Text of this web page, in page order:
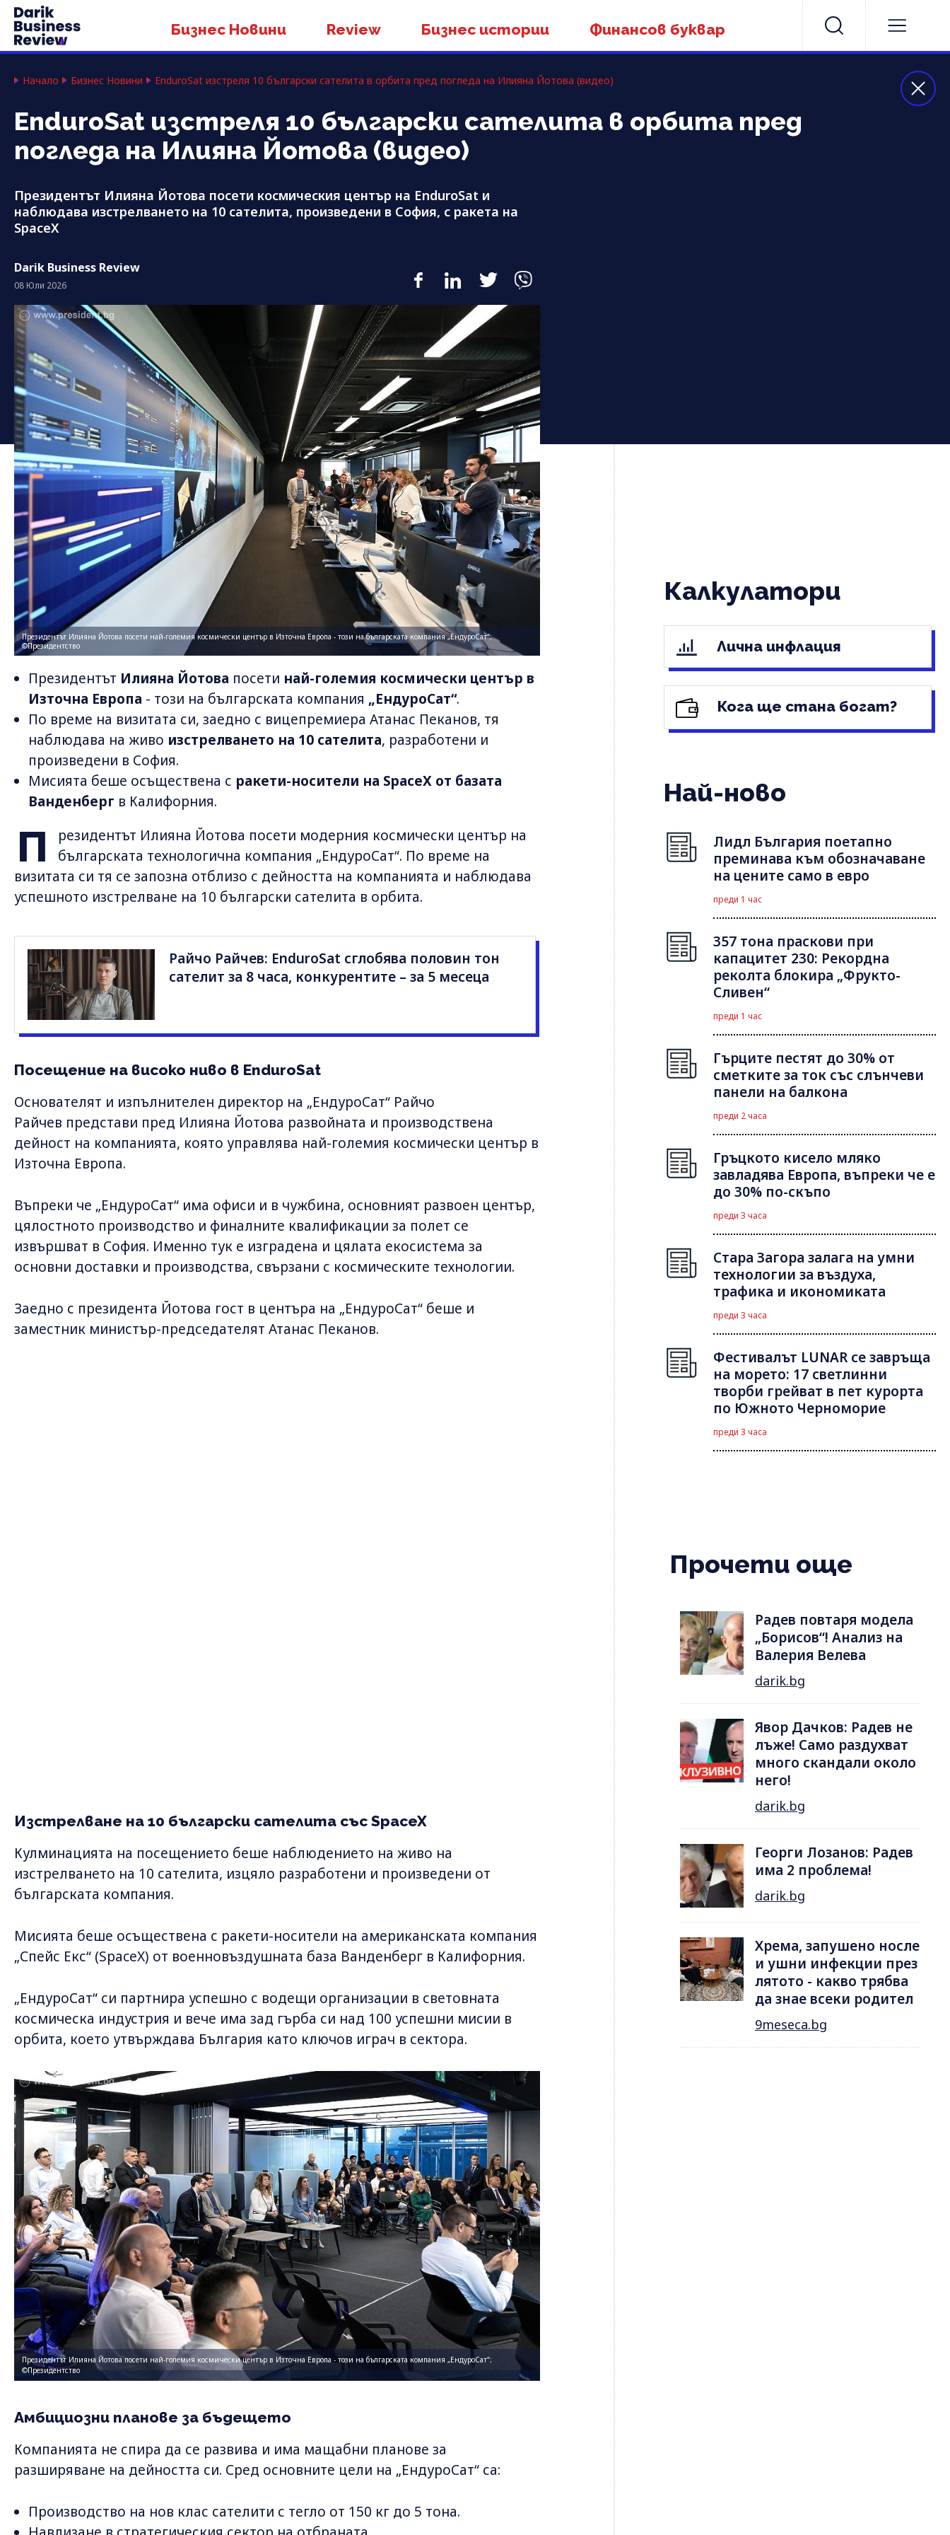
Бизнес Новини Review Бизнес истории Финансов буквар
Начало Бизнес Новини EnduroSat изстреля 10 български сателита в орбита пред погледа на Илияна Йотова (видео)
EnduroSat изстреля 10 български сателита в орбита пред
погледа на Илияна Йотова (видео)
Президентът Илияна Йотова посети космическия център на EnduroSat и
наблюдава изстрелването на 10 сателита, произведени в София, с ракета на
SpaceX
Darik Business Review
08 Юли 2026
Президентът Илияна Йотова посети най-големия космически център в Източна Европа - този на българската компания „ЕндуроСат“;
©Президентство
Президентът Илияна Йотова посети най-големия космически център в
Източна Европа - този на българската компания „ЕндуроСат“.
По време на визитата си, заедно с вицепремиера Атанас Пеканов, тя
наблюдава на живо изстрелването на 10 сателита, разработени и
произведени в София.
Мисията беше осъществена с ракети-носители на SpaceX от базата
Ванденберг в Калифорния.
П
резидентът Илияна Йотова посети модерния космически център на
българската технологична компания „ЕндуроСат“. По време на
визитата си тя се запозна отблизо с дейността на компанията и наблюдава
успешното изстрелване на 10 български сателита в орбита.
Райчо Райчев: EnduroSat сглобява половин тон
сателит за 8 часа, конкурентите – за 5 месеца
Посещение на високо ниво в EnduroSat
Основателят и изпълнителен директор на „ЕндуроСат“ Райчо
Райчев представи пред Илияна Йотова развойната и производствена
дейност на компанията, която управлява най-големия космически център в
Източна Европа.
Въпреки че „ЕндуроСат“ има офиси и в чужбина, основният развоен център,
цялостното производство и финалните квалификации за полет се
извършват в София. Именно тук е изградена и цялата екосистема за
основни доставки и производства, свързани с космическите технологии.
Заедно с президента Йотова гост в центъра на „ЕндуроСат“ беше и
заместник министър-председателят Атанас Пеканов.
Изстрелване на 10 български сателита със SpaceX
Кулминацията на посещението беше наблюдението на живо на
изстрелването на 10 сателита, изцяло разработени и произведени от
българската компания.
Мисията беше осъществена с ракети-носители на американската компания
„Спейс Екс“ (SpaceX) от военновъздушната база Ванденберг в Калифорния.
„ЕндуроСат“ си партнира успешно с водещи организации в световната
космическа индустрия и вече има зад гърба си над 100 успешни мисии в
орбита, което утвърждава България като ключов играч в сектора.
Президентът Илияна Йотова посети най-големия космически център в Източна Европа - този на българската компания „ЕндуроСат“;
©Президентство
Амбициозни планове за бъдещето
Компанията не спира да се развива и има мащабни планове за
разширяване на дейността си. Сред основните цели на „ЕндуроСат“ са:
Производство на нов клас сателити с тегло от 150 кг до 5 тона.
Калкулатори
Лична инфлация
Кога ще стана богат?
Най-ново
Лидл България поетапно
преминава към обозначаване
на цените само в евро
преди 1 час
357 тона праскови при
капацитет 230: Рекордна
реколта блокира „Фрукто-
Сливен“
преди 1 час
Гърците пестят до 30% от
сметките за ток със слънчеви
панели на балкона
преди 2 часа
Гръцкото кисело мляко
завладява Европа, въпреки че е
до 30% по-скъпо
преди 3 часа
Стара Загора залага на умни
технологии за въздуха,
трафика и икономиката
преди 3 часа
Фестивалът LUNAR се завръща
на морето: 17 светлинни
творби грейват в пет курорта
по Южното Черноморие
преди 3 часа
Прочети още
Радев повтаря модела
„Борисов“! Анализ на
Валерия Велева
darik.bg
Явор Дачков: Радев не
лъже! Само раздухват
много скандали около
него!
darik.bg
Георги Лозанов: Радев
има 2 проблема!
darik.bg
Хрема, запушено носле
и ушни инфекции през
лятотo - какво трябва
да знае всеки родител
9meseca.bg